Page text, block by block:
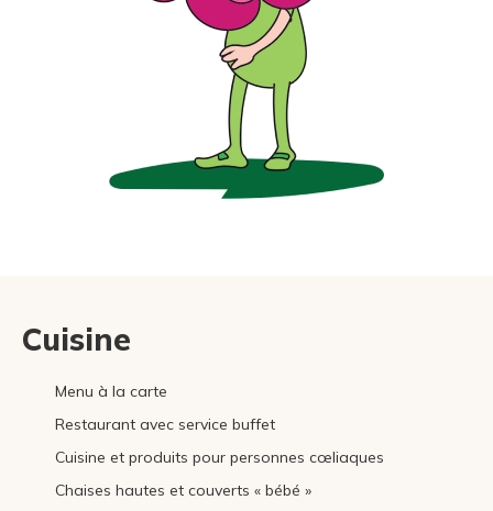
Cuisine
Menu à la carte
Restaurant avec service buffet
Cuisine et produits pour personnes cœliaques
Chaises hautes et couverts « bébé »